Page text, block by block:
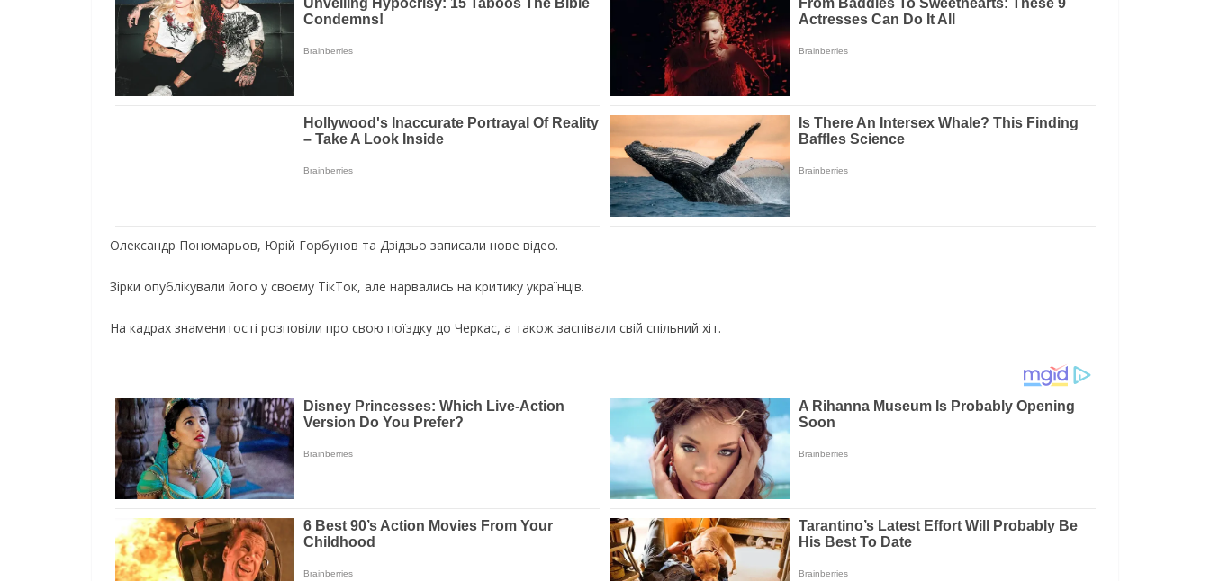
Олександр Пономарьов, Юрій Горбунов та Дзідзьо записали нове відео.
Зірки опублікували його у своєму ТікТок, але нарвались на критику українців.
На кадрах знаменитості розповіли про свою поїздку до Черкас, а також заспівали свій спільний хіт.